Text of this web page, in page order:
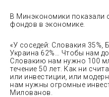
В Минэкономики показали
фондов в экономике.
«У соседей: Словакия 35%,
Украина 62%… Чтобы нам
Словакию нам нужно 100
течение 50 лет. Как ни
или инвестиции, или
нам нужны огромные
Милованов.